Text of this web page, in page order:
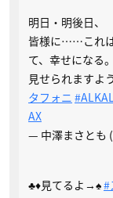
明日・明後日、
皆様に……これ
て、幸せになる
見せられますよ
タフォニ
AX
— 中澤まさとも
♣♦️見てるよ→♠#